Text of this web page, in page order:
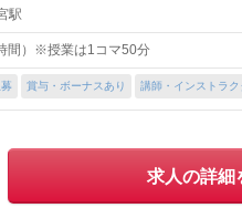
駅
間）※授業は1コマ50分
賞与・ボーナスあり 講師・インストラク
求人の詳細